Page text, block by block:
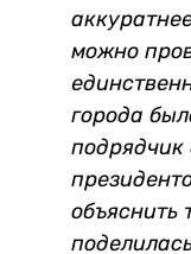
можно
города
подрядчик
объяснить